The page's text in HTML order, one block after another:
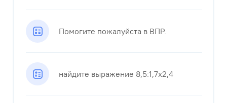
Помогите пожалуйста в ВПР.
найдите выражение 8,5:1,7х2,4